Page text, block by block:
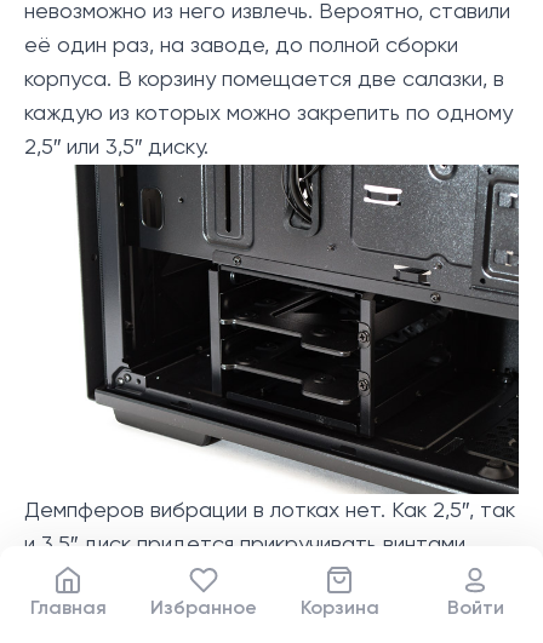
невозможно из него извлечь. Вероятно, ставили
её один раз, на заводе, до полной сборки
корпуса. В корзину помещается две салазки, в
каждую из которых можно закрепить по одному
2,5″ или 3,5″ диску.
Демпферов вибрации в лотках нет. Как 2,5″, так
и 3,5″ диск придется прикручивать винтами
снизу.
Главная Избранное Корзина Войти